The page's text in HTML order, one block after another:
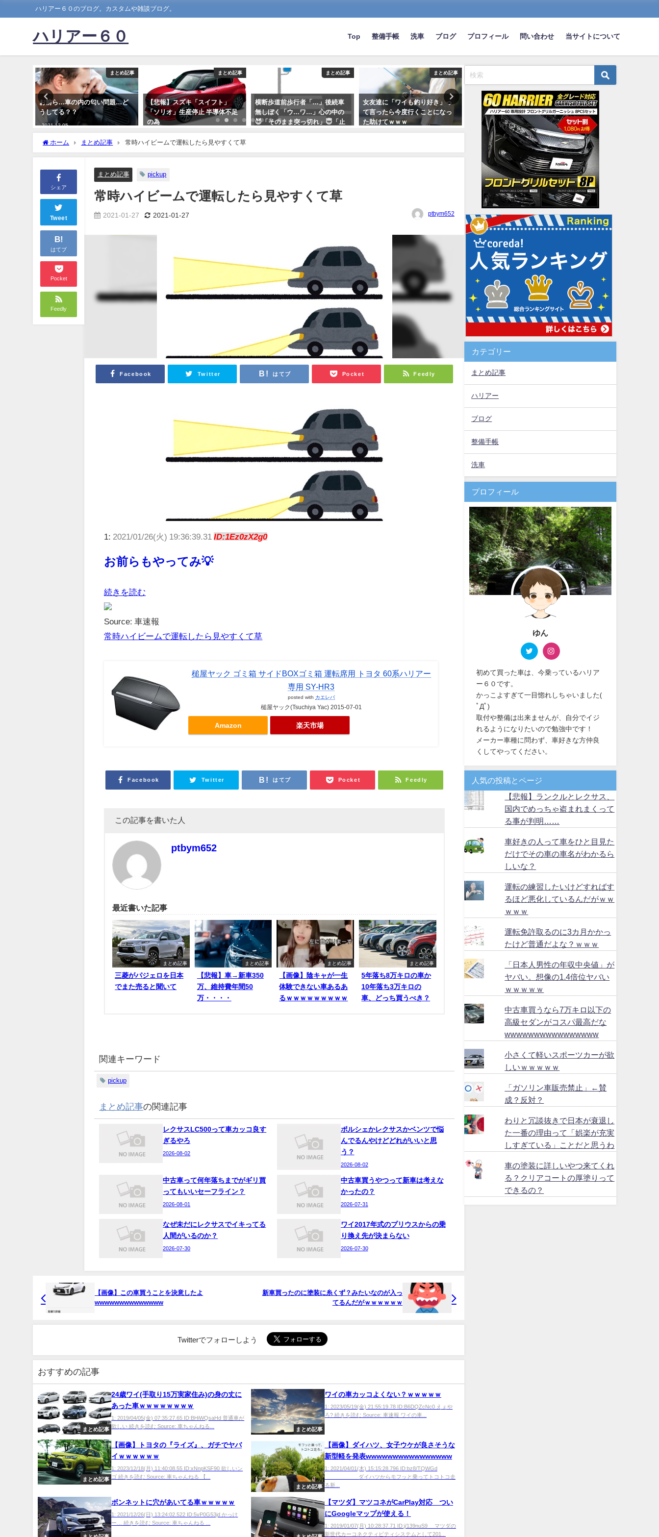
ハリアー６０のブログ。カスタムや雑談ブログ。
ハリアー６０ Top 整備手帳 洗車 ブログ プロフィール 問い合わせ 当サイトについて
まとめ記事
お前ら…車の内の匂い問題…ど
うしてる？？
2021-12-05
まとめ記事
【悲報】スズキ「スイフト」
「ソリオ」生産停止 半導体不足
の為
まとめ記事
横断歩道前歩行者「…」後続車
無しぼく「ウ…ワ…」心の中の
😈「そのまま突っ切れ」😇「止
まりなさい」
まとめ記事
女友達に「ワイも釣り好き」っ
て言ったら今度行くことになっ
た助けてｗｗｗ
新車の軽自動車←コンパクトカ
ーより高いんだけど・・・・
2025-05-14
前の車のブレーキランプ点
ないのに急に減速して車間
る現象wwww
2023-06-08
ホーム まとめ記事 常時ハイビームで運転したら見やすくて草
シェア
Tweet
B!
はてブ
Pocket
Feedly
まとめ記事 pickup
常時ハイビームで運転したら見やすくて草
2021-01-27 2021-01-27 ptbym652
Facebook Twitter はてブ Pocket Feedly
1: 2021/01/26(火) 19:36:39.31ID:1Ez0zX2g0
お前らもやってみ💡
続きを読む
Source: 車速報
常時ハイビームで運転したら見やすくて草
槌屋ヤック ゴミ箱 サイドBOXゴミ箱 運転席用 トヨタ 60系ハリアー
専用 SY-HR3
posted with カエレバ
槌屋ヤック(Tsuchiya Yac) 2015-07-01
Amazon 楽天市場
Facebook Twitter はてブ Pocket Feedly
この記事を書いた人
ptbym652
最近書いた記事
まとめ記事
三菱がパジェロを日本
でまた売ると聞いて
まとめ記事
【悲報】車→新車350
万、維持費年間50
万・・・・
まとめ記事
【画像】陰キャが一生
体験できない車あるあ
るｗｗｗｗｗｗｗｗｗ
まとめ記事
5年落ち8万キロの車か
10年落ち3万キロの
車、どっち買うべき？
関連キーワード
pickup
まとめ記事の関連記事
レクサスLC500って車カッコ良す
ぎるやろ
2026-08-02
ポルシェかレクサスかベンツで悩
んでるんやけどどれがいいと思
う？
2026-08-02
中古車って何年落ちまでがギリ買
ってもいいセーフライン？
2026-08-01
中古車買うやつって新車は考えな
かったの？
2026-07-31
なぜ未だにレクサスでイキってる
人間がいるのか？
2026-07-30
ワイ2017年式のプリウスからの乗
り換え先が決まらない
2026-07-30
【画像】この車買うことを決意したよ
wwwwwwwwwwwwww
新車買ったのに塗装に糸くず？みたいなのが入っ
てるんだがｗｗｗｗｗｗ
Twitterでフォローしよう
おすすめの記事
まとめ記事
24歳ワイ(手取り15万実家住み)の身の丈に
あった車ｗｗｗｗｗｗｗｗ
1: 2019/04/05(金) 07:35:27.65 ID:BHiWQsaHd 普通車が
欲しい 続きを読む Source: 車ちゃんねる...
まとめ記事
ワイの車カッコよくない？ｗｗｗｗｗ
1: 2023/05/19(金) 21:55:19.78 ID:B6DQZcNc0 えぇや
ろ? 続きを読む Source: 車速報 ワイの車...
まとめ記事
【画像】トヨタの『ライズ』、ガチでヤバ
イｗｗｗｗｗｗ
1: 2023/12/18(月) 11:40:08.55 ID:xNnpKSF90 欲しいン
ゴ 続きを読む Source: 車ちゃんねる 【...
まとめ記事
【画像】ダイハツ、女子ウケが良さそうな
新型軽を発表wwwwwwwwwwwwwwww
1: 2021/04/01(木) 15:15:28.796 ID:bz8/TQWGd
ダイハツからモフッと乗ってトコトコ走
る新...
ボンネットに穴があいてる車ｗｗｗｗｗ
1: 2021/12/26(日) 13:24:02.522 ID:5vP0G53jd かっけ
ー… 続きを読む Source: 車ちゃんねる ...
【マツダ】マツコネがCarPlay対応 つい
にGoogleマップが使える！
1: 2019/01/07(月) 10:28:37.71 ID:j/139nuS9 マツダの
新世代カーコネクティビティシステムとして201...
カテゴリー
まとめ記事
ハリアー
ブログ
整備手帳
洗車
プロフィール
ゆん
初めて買った車は、今乗っているハリア
ー６０です。
かっこよすぎて一目惚れしちゃいました(
ﾟДﾟ)
取付や整備は出来ませんが、自分でイジ
れるようになりたいので勉強中です！
メーカー車種に問わず、車好きな方仲良
くしてやってください。
人気の投稿とページ
【悲報】ランクルとレクサス、
国内でめっちゃ盗まれまくって
る事が判明……
車好きの人って車をひと目見た
だけでその車の車名がわかるら
しいな？
運転の練習したいけどすればす
るほど悪化しているんだがｗｗ
ｗｗｗ
運転免許取るのに3カ月かかっ
たけど普通だよな？ｗｗｗ
「日本人男性の年収中央値」が
ヤバい。想像の1.4倍位ヤバい
ｗｗｗｗｗ
中古車買うなら7万キロ以下の
高級セダンがコスパ最高だな
wwwwwwwwwwwwwwww
小さくて軽いスポーツカーが欲
しいｗｗｗｗｗ
「ガソリン車販売禁止」←賛
成？反対？
わりと冗談抜きで日本が衰退し
た一番の理由って「娯楽が充実
しすぎている」ことだと思うわ
車の塗装に詳しいやつ来てくれ
る？クリアコートの厚塗りって
できるの？